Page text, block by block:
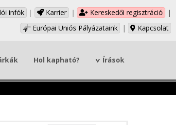
infók | Karrier | Kereskedői regisztráció
|
Európai Uniós Pályázataink
| Kapcsolat
Hol kapható? Írások